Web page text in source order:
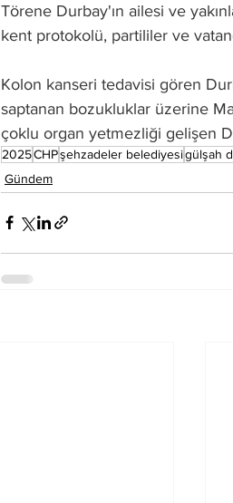
Törene Durbay'ın ailesi ve
kent protokolü, partililer ve
Kolon kanseri tedavisi gören
saptanan bozukluklar üzerine
çoklu organ yetmezliği gelişen
2025CHPşehzadeler belediyesigülşah
Gündem